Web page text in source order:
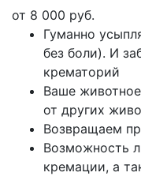
от 8 000 руб.
Гуманно
без боли). И
крематорий
Ваше
от других
Возвращаем
Возможность
кремации, а